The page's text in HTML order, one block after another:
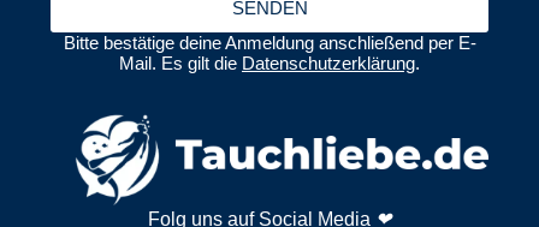
Folg uns auf Social Media ❤
SENDEN
Bitte bestätige deine Anmeldung anschließend per E-
Mail. Es gilt die Datenschutzerklärung.